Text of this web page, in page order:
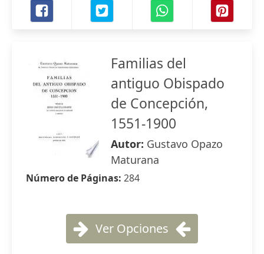
Familias del
antiguo Obispado
de Concepción,
1551-1900
Autor: Gustavo Opazo
Maturana
Número de Páginas: 284
Ver Opciones